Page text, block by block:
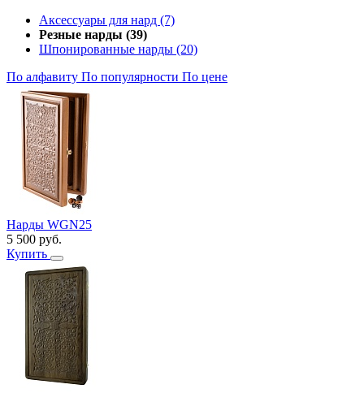
Аксессуары для нард (7)
Резные нарды (39)
Шпонированные нарды (20)
По алфавиту По популярности По цене
Нарды WGN25
5 500 руб.
Купить